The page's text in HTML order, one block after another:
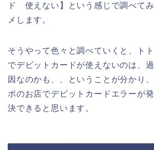
ド 使えない】という感じで調べて
メします。
そうやって色々と調べていくと、ト
でデビットカードが使えないのは、
因なのかも、、ということが分かり
ボのお店でデビットカードエラーが
決できると思います。